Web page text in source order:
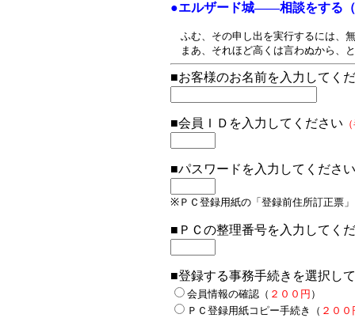
●エルザード城――相談をする
ふむ、その申し出を実行するには、
まあ、それほど高くは言わぬから、
■お客様のお名前を入力してく
■会員ＩＤを入力してください
■パスワードを入力してください
※ＰＣ登録用紙の「登録前住所訂正票
■ＰＣの整理番号を入力してく
■登録する事務手続きを選択し
会員情報の確認（ ２００円 ）
ＰＣ登録用紙コピー手続き（ ２００